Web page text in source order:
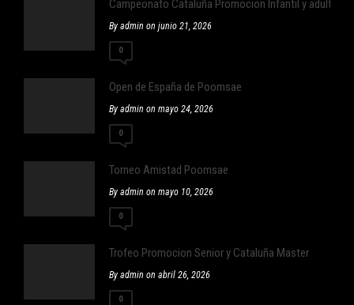
Campeonato Cataluña Promocion Infantil y adulto
By admin on junio 21, 2026
0
Open de España de Poomsae
By admin on mayo 24, 2026
0
Torneo Amistad Poomsae
By admin on mayo 10, 2026
0
Trofeo Promocion Senior y Cataluña Master
By admin on abril 26, 2026
0